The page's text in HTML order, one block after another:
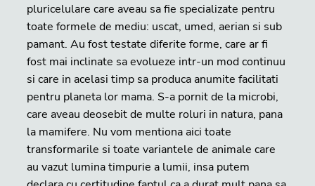
pluricelulare care aveau sa fie specializate pentru
toate formele de mediu: uscat, umed, aerian si sub
pamant. Au fost testate diferite forme, care ar fi
fost mai inclinate sa evolueze intr-un mod continuu
si care in acelasi timp sa produca anumite facilitati
pentru planeta lor mama. S-a pornit de la microbi,
care aveau deosebit de multe roluri in natura, pana
la mamifere. Nu vom mentiona aici toate
transformarile si toate variantele de animale care
au vazut lumina timpurie a lumii, insa putem